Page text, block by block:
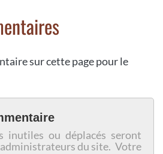
sur cette page pour le
inutiles ou déplacés seront
du site. Votre